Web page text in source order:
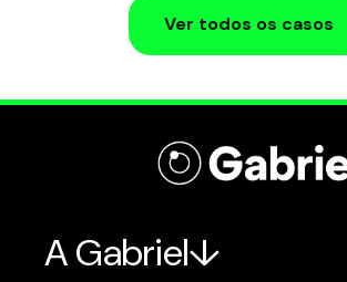
Ver todos os casos
A Gabriel